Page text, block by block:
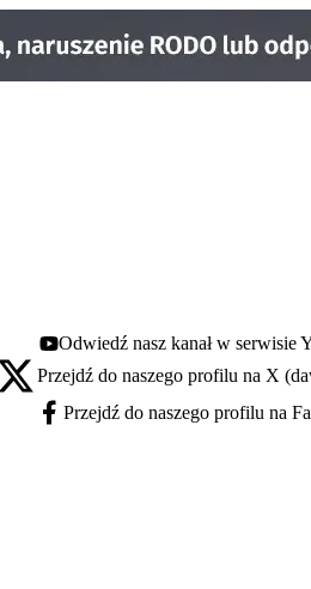
Youtube - otwiera się w nowej karcie
Odwiedź nasz kanał w serwisie
X - otwiera się w nowej karcie
Przejdź do naszego profilu na X
Facebook - otwiera się w nowej karcie
Przejdź do naszego profilu na